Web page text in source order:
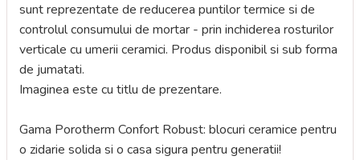
sunt reprezentate de reducerea puntilor termice si de
controlul consumului de mortar - prin inchiderea rosturilor
verticale cu umerii ceramici. Produs disponibil si sub forma
de jumatati.
Imaginea este cu titlu de prezentare.
Gama Porotherm Confort Robust: blocuri ceramice pentru
o zidarie solida si o casa sigura pentru generatii!